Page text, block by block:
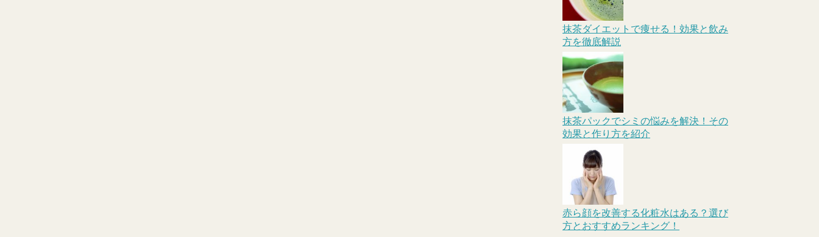
抹茶ダイエットで痩せる！効果と飲み
方を徹底解説
抹茶パックでシミの悩みを解決！その
効果と作り方を紹介
赤ら顔を改善する化粧水はある？選び
方とおすすめランキング！